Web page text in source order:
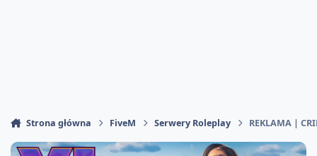
Strona główna FiveM Serwery Roleplay REKLAMA |